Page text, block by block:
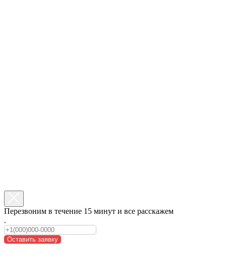
Перезвоним в течение 15 минут и все расскажем
.
Оставить заявку